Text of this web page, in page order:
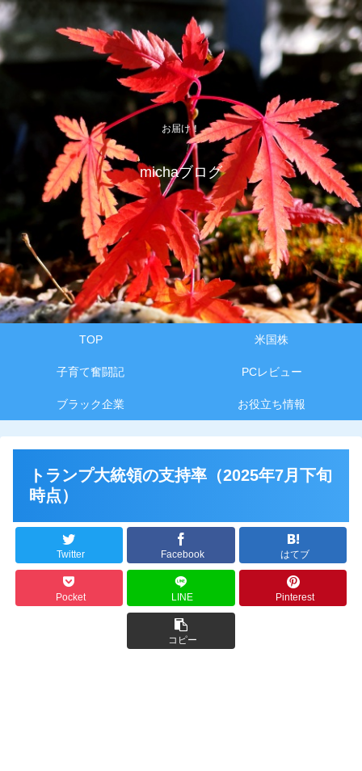
お届け！
michaブログ
TOP 米国株
子育て奮闘記 PCレビュー
ブラック企業 お役立ち情報
トランプ大統領の支持率（2025年7月下旬
時点）
Twitter Facebook はてブ
Pocket LINE Pinterest
コピー